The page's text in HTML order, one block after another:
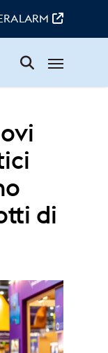
di